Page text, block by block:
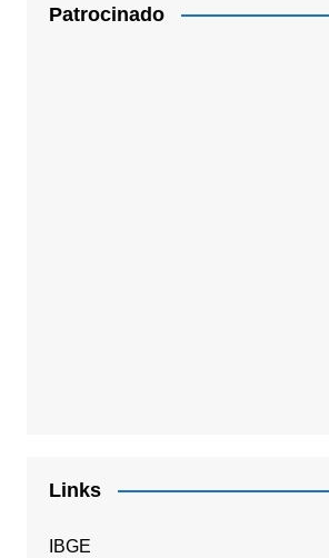
Patrocinado
Links
IBGE